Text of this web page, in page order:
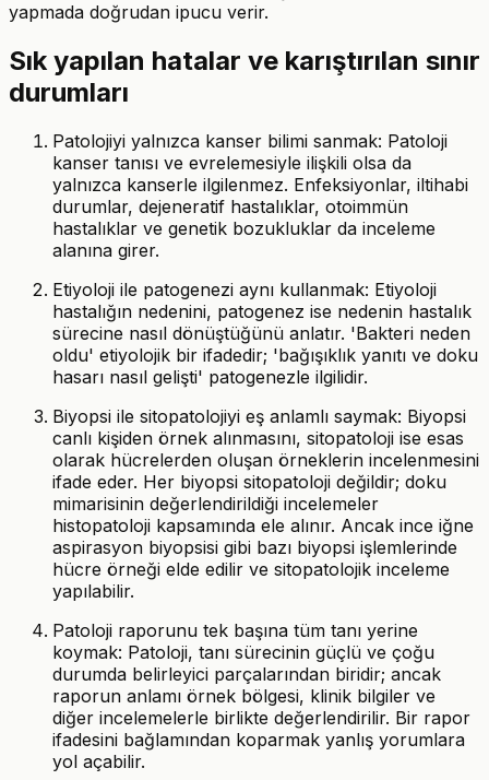
yapmada doğrudan ipucu verir.
Sık yapılan hatalar ve karıştırılan sınır
durumları
Patolojiyi yalnızca kanser bilimi sanmak: Patoloji
kanser tanısı ve evrelemesiyle ilişkili olsa da
yalnızca kanserle ilgilenmez. Enfeksiyonlar, iltihabi
durumlar, dejeneratif hastalıklar, otoimmün
hastalıklar ve genetik bozukluklar da inceleme
alanına girer.
Etiyoloji ile patogenezi aynı kullanmak: Etiyoloji
hastalığın nedenini, patogenez ise nedenin hastalık
sürecine nasıl dönüştüğünü anlatır. 'Bakteri neden
oldu' etiyolojik bir ifadedir; 'bağışıklık yanıtı ve doku
hasarı nasıl gelişti' patogenezle ilgilidir.
Biyopsi ile sitopatolojiyi eş anlamlı saymak: Biyopsi
canlı kişiden örnek alınmasını, sitopatoloji ise esas
olarak hücrelerden oluşan örneklerin incelenmesini
ifade eder. Her biyopsi sitopatoloji değildir; doku
mimarisinin değerlendirildiği incelemeler
histopatoloji kapsamında ele alınır. Ancak ince iğne
aspirasyon biyopsisi gibi bazı biyopsi işlemlerinde
hücre örneği elde edilir ve sitopatolojik inceleme
yapılabilir.
Patoloji raporunu tek başına tüm tanı yerine
koymak: Patoloji, tanı sürecinin güçlü ve çoğu
durumda belirleyici parçalarından biridir; ancak
raporun anlamı örnek bölgesi, klinik bilgiler ve
diğer incelemelerle birlikte değerlendirilir. Bir rapor
ifadesini bağlamından koparmak yanlış yorumlara
yol açabilir.